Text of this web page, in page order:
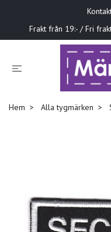
Frakt från 19:- / Fri
Hem Alla tygmärken